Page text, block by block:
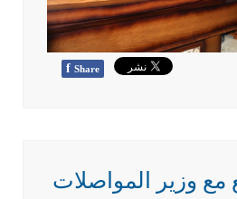
f Share
مع وزير المواصلات